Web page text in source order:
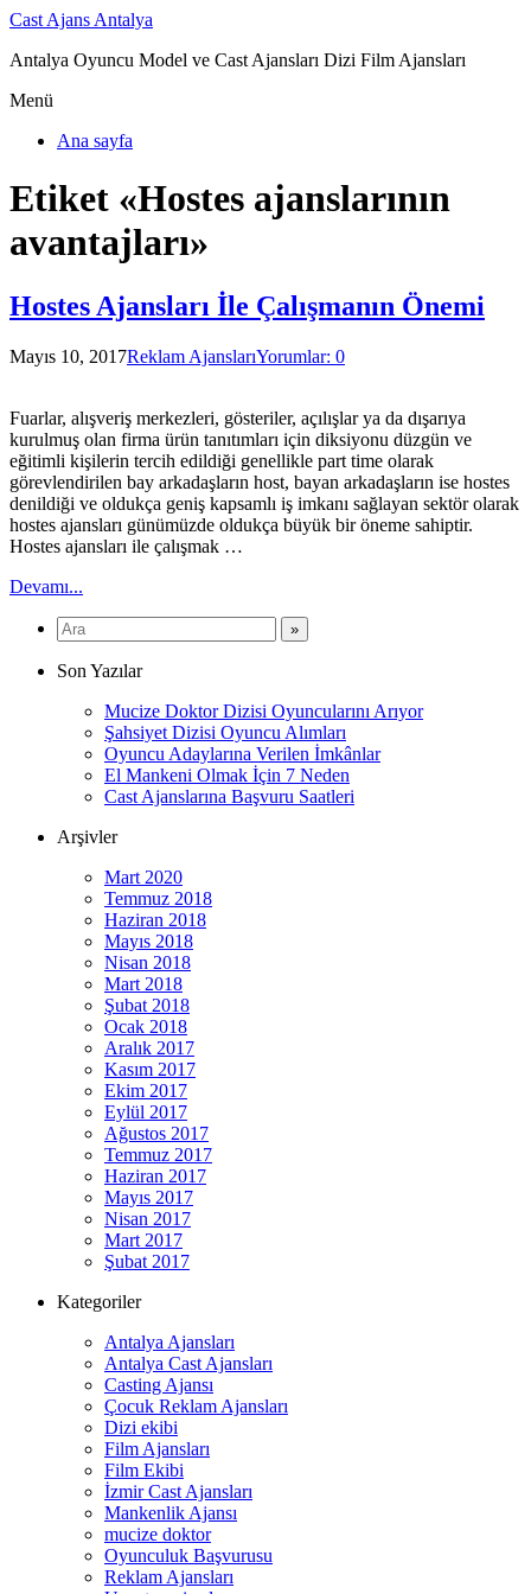
Cast Ajans Antalya
Antalya Oyuncu Model ve Cast Ajansları Dizi Film Ajansları
Menü
Ana sayfa
Etiket «Hostes ajanslarının
avantajları»
Hostes Ajansları İle Çalışmanın Önemi
Mayıs 10, 2017Reklam AjanslarıYorumlar: 0
Fuarlar, alışveriş merkezleri, gösteriler, açılışlar ya da dışarıya
kurulmuş olan firma ürün tanıtımları için diksiyonu düzgün ve
eğitimli kişilerin tercih edildiği genellikle part time olarak
görevlendirilen bay arkadaşların host, bayan arkadaşların ise hostes
denildiği ve oldukça geniş kapsamlı iş imkanı sağlayan sektör olarak
hostes ajansları günümüzde oldukça büyük bir öneme sahiptir.
Hostes ajansları ile çalışmak …
Devamı...
Son Yazılar
Mucize Doktor Dizisi Oyuncularını Arıyor
Şahsiyet Dizisi Oyuncu Alımları
Oyuncu Adaylarına Verilen İmkânlar
El Mankeni Olmak İçin 7 Neden
Cast Ajanslarına Başvuru Saatleri
Arşivler
Mart 2020
Temmuz 2018
Haziran 2018
Mayıs 2018
Nisan 2018
Mart 2018
Şubat 2018
Ocak 2018
Aralık 2017
Kasım 2017
Ekim 2017
Eylül 2017
Ağustos 2017
Temmuz 2017
Haziran 2017
Mayıs 2017
Nisan 2017
Mart 2017
Şubat 2017
Kategoriler
Antalya Ajansları
Antalya Cast Ajansları
Casting Ajansı
Çocuk Reklam Ajansları
Dizi ekibi
Film Ajansları
Film Ekibi
İzmir Cast Ajansları
Mankenlik Ajansı
mucize doktor
Oyunculuk Başvurusu
Reklam Ajansları